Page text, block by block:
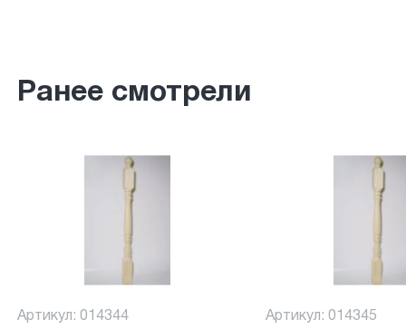
Ранее смотрели
Артикул: 014344 Артикул: 014345